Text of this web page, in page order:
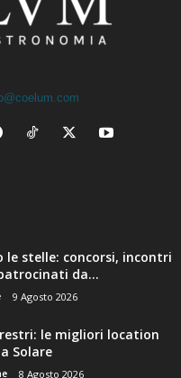
stelle: concorsi, incontri
da...
9 Agosto 2026
le migliori location
Solare
8 Agosto 2026